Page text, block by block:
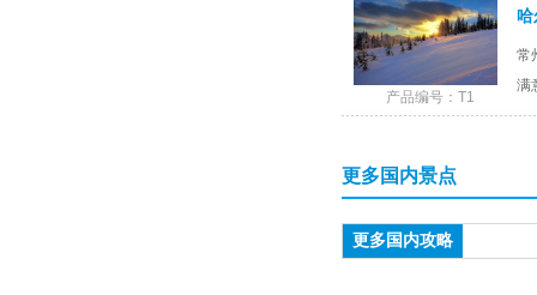
产品编号：T1
常
满
更多国内景点
更多国内攻略